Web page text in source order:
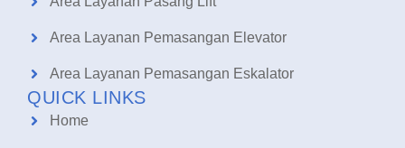
Area Layanan Pemasangan Elevator
Area Layanan Pemasangan Eskalator
QUICK LINKS
Home